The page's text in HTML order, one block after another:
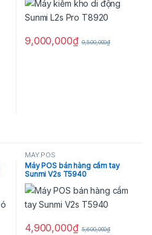
9,000,000₫ 9,500,000₫
MÁY POS
Máy POS bán hàng cầm tay
Sunmi V2s T5940
4,900,000₫ 5,600,000₫